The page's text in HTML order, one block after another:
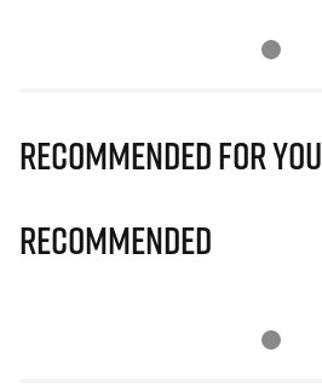
Recommended for you
Recommended